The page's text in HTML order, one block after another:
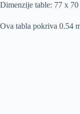
Dimenzije table: 77 x
Ova tabla pokriva 0.54